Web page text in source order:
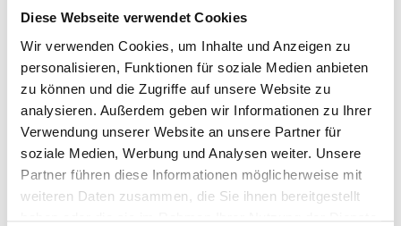
Diese Webseite verwendet Cookies
Wir verwenden Cookies, um Inhalte und Anzeigen zu
personalisieren, Funktionen für soziale Medien anbieten
zu können und die Zugriffe auf unsere Website zu
analysieren. Außerdem geben wir Informationen zu Ihrer
Verwendung unserer Website an unsere Partner für
soziale Medien, Werbung und Analysen weiter. Unsere
Partner führen diese Informationen möglicherweise mit
weiteren Daten zusammen, die Sie ihnen bereitgestellt
haben oder die sie im Rahmen Ihrer Nutzung der Dienste
Wie lassen sich Gesundheits- und
Pflegebudgets besser integrieren?
Welche rechtlichen und politischen Hebel
unterstützen die Umsetzung?
Gerade für Deutschland sind diese Fragen
entscheidend. Denn obwohl die Infrastruktur
vorhanden ist, bleiben viele Projekte im Stadium des
Modellversuchs. Die internationale Perspektive
kann hier neue Impulse geben – und helfen, aus